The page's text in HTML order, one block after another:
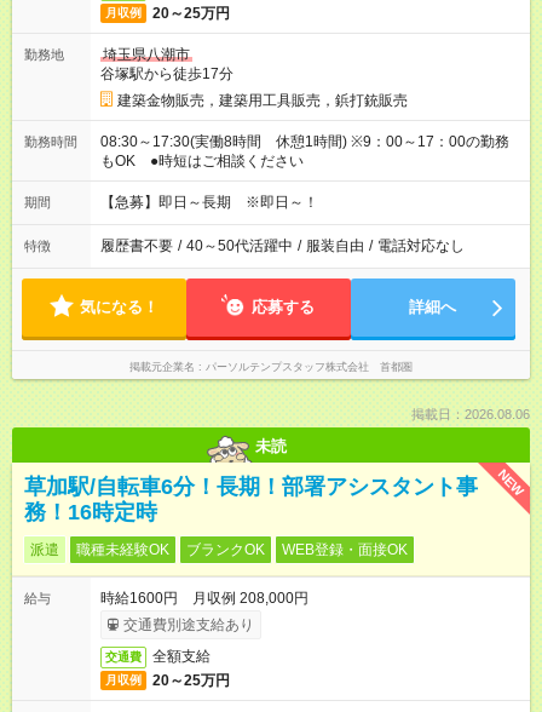
月収例 20～25万円
勤務地
埼玉県八潮市
谷塚駅から徒歩17分
建築金物販売，建築用工具販売，鋲打銃販売
勤務時間
08:30～17:30(実働8時間 休憩1時間) ※9：00～17：00の勤務
もOK ●時短はご相談ください
期間 【急募】即日～長期 ※即日～！
特徴 履歴書不要 / 40～50代活躍中 / 服装自由 / 電話対応なし
気になる！ 応募する 詳細へ
掲載元企業名 パーソルテンプスタッフ株式会社 首都圏
掲載日：2026.08.06
未読
NEW
草加駅/自転車6分！長期！部署アシスタント事
務！16時定時
派遣 職種未経験OK ブランクOK WEB登録・面接OK
給与
時給1600円 月収例 208,000円
交通費別途支給あり
交通費 全額支給
月収例 20～25万円